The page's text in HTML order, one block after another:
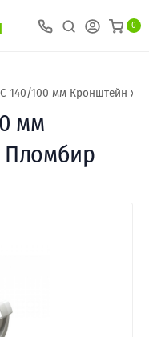
0
140/100 мм Кронштейн
мм
Пломбир